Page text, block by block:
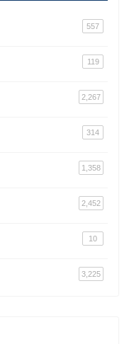
557
119
2,267
314
1,358
2,452
10
3,225